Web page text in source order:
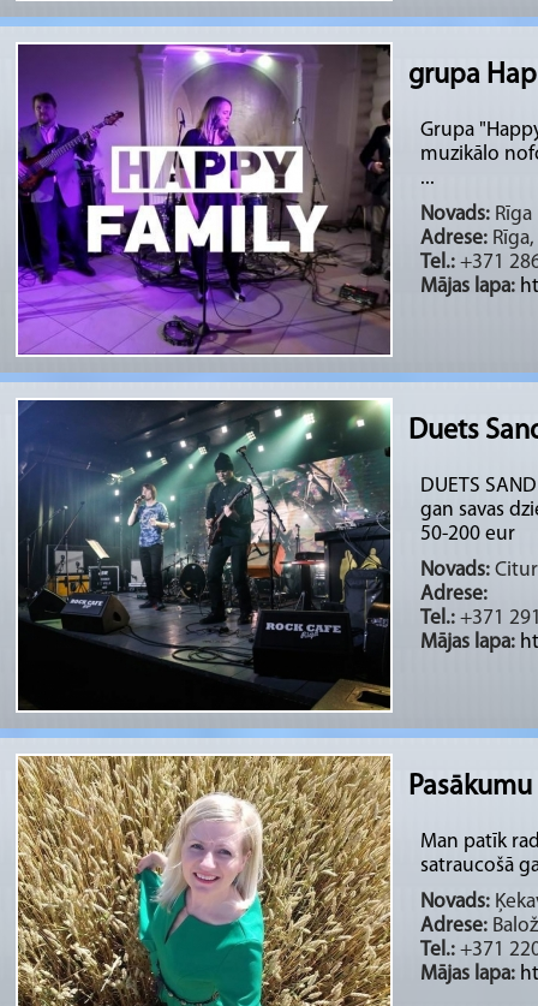
grupa
Grupa
muzikālo
...
Novads:
Adrese:
Tel.: +371
Mājas lapa:
Duets
DUETS
gan savas
50-200 eur
Novads: Citur
Adrese:
Tel.: +371
Mājas lapa:
Man patīk
satraucošā
Novads:
Adrese:
Tel.: +371
Mājas lapa: